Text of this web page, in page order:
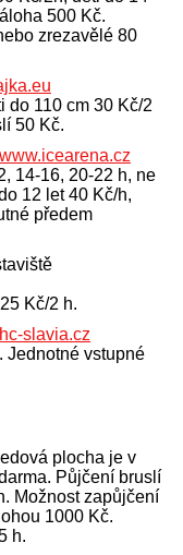
500 Kč.
zrezavělé 80
do 110 cm 30 Kč/2
50 Kč.
www.icearena.cz
14-16, 20-22 h, ne
12 let 40 Kč/h,
předem
Kč/2 h.
slavia.cz
Jednotné vstupné
plocha je v
Půjčení bruslí
Možnost zapůjčení
1000 Kč.
h.